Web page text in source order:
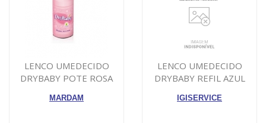
LENCO UMEDECIDO
DRYBABY POTE ROSA
MARDAM
LENCO UMEDECIDO
DRYBABY REFIL AZUL
IGISERVICE